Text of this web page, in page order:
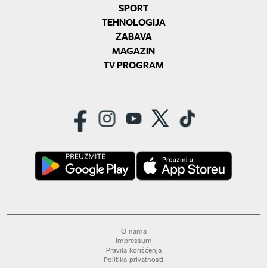
SPORT
TEHNOLOGIJA
ZABAVA
MAGAZIN
TV PROGRAM
O nama
Impressum
Pravila korišćenja
Politika privatnosti